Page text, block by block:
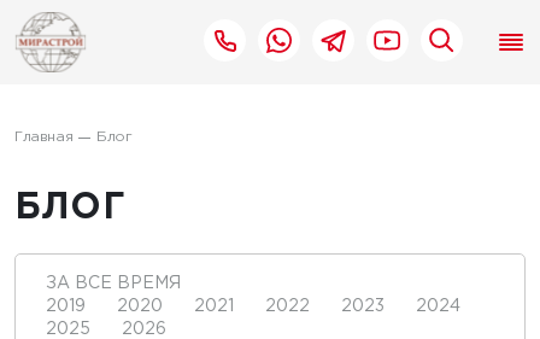
Главная Блог
БЛОГ
ЗА ВСЕ ВРЕМЯ
2019
2020 2021 2022 2023
2024
2025
2026